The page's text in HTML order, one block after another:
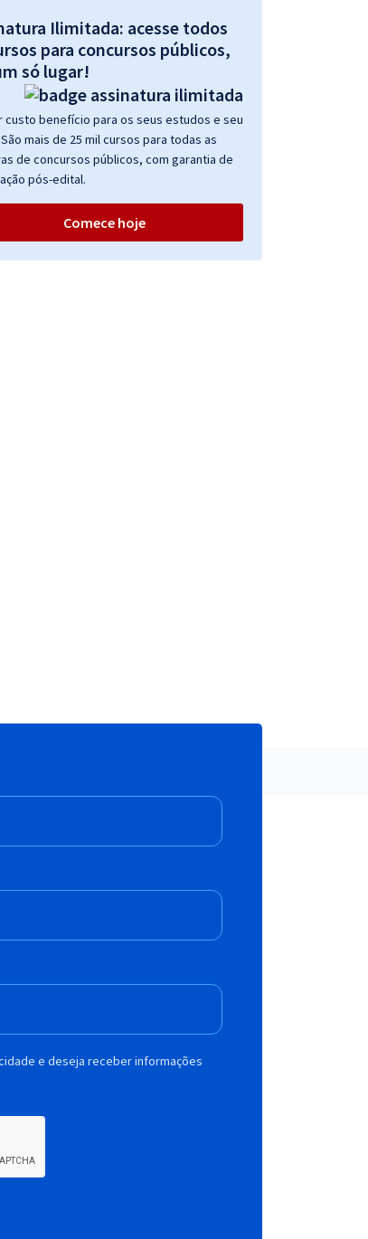
Ilimitada: acesse todos
para concursos públicos,
só lugar!
custo benefício para os seus estudos e seu
mais de 25 mil cursos para todas as
de concursos públicos, com garantia de
pós-edital.
Comece hoje
e deseja receber informações